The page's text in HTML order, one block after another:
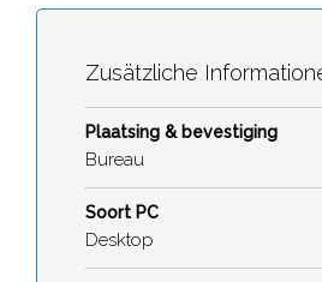
Zusätzliche
Plaatsing & bevestiging
Bureau
Soort PC
Desktop